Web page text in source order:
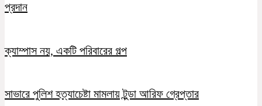
প্রদান
ক্যাম্পাস নয়, একটি পরিবারের গল্প
সাভারে পুলিশ হত্যাচেষ্টা মামলায় টুন্ডা আরিফ গ্রেপ্তার